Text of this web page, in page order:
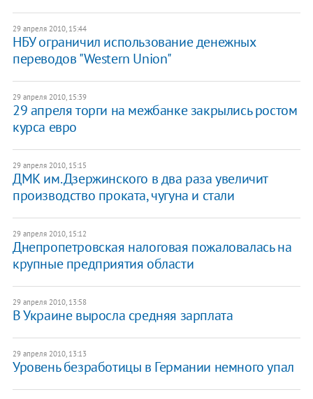
29 апреля 2010, 15:44
НБУ ограничил использование денежных
переводов "Western Union"
29 апреля 2010, 15:39
29 апреля торги на межбанке закрылись ростом
курса евро
29 апреля 2010, 15:15
ДМК им. Дзержинского в два раза увеличит
производство проката, чугуна и стали
29 апреля 2010, 15:12
Днепропетровская налоговая пожаловалась на
крупные предприятия области
29 апреля 2010, 13:58
В Украине выросла средняя зарплата
29 апреля 2010, 13:13
Уровень безработицы в Германии немного упал